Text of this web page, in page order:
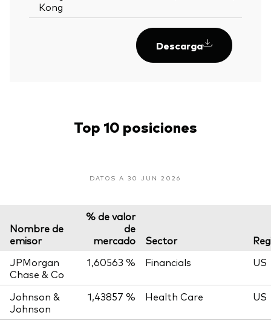
Kong
Descarga
Top 10 posiciones
DATOS A 30 JUN 2026
Nombre de
emisor
% de valor
de
mercado
Sector
JPMorgan
Chase & Co
1,60563 % Financials US
Johnson &
Johnson
1,43857 % Health Care US